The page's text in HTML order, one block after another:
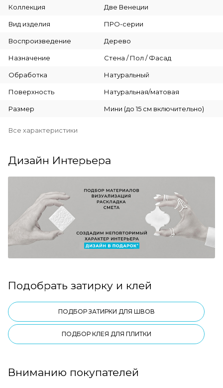
Коллекция Две Венеции
Вид изделия ПРО-серии
Воспроизведение Дерево
Назначение Стена / Пол / Фасад
Обработка Натуральный
Поверхность Натуральная/матовая
Размер Мини (до 15 см включительно)
Все характеристики
Дизайн Интерьера
Подобрать затирку и клей
ПОДБОР ЗАТИРКИ ДЛЯ ШВОВ
ПОДБОР КЛЕЯ ДЛЯ ПЛИТКИ
Вниманию покупателей